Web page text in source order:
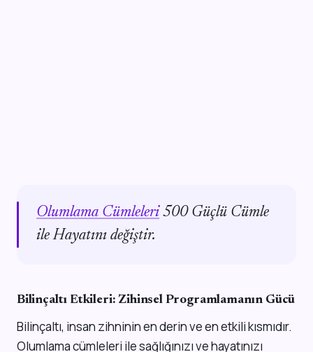
Olumlama Cümleleri 500 Güçlü Cümle
ile Hayatını değiştir.
Bilinçaltı Etkileri: Zihinsel Programlamanın Gücü
Bilinçaltı, insan zihninin en derin ve en etkili kısmıdır.
Olumlama cümleleri ile sağlığınızı ve hayatınızı